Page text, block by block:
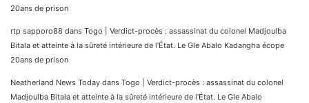
20ans de prison
rtp sapporo88 dans Togo | Verdict-procès : assassinat du colonel Madjoulba
Bitala et atteinte à la sûreté intérieure de l’État. Le Gle Abalo Kadangha écope
20ans de prison
Neatherland News Today dans Togo | Verdict-procès : assassinat du colonel
Madjoulba Bitala et atteinte à la sûreté intérieure de l’État. Le Gle Abalo